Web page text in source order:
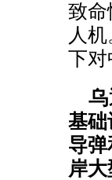
致命
人
下对
基
导
岸